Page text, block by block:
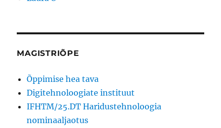
MAGISTRIÕPE
Õppimise hea tava
Digitehnoloogiate instituut
IFHTM/25.DT Haridustehnoloogia
nominaaljaotus